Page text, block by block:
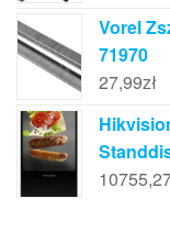
Vorel
71970
27,99zł